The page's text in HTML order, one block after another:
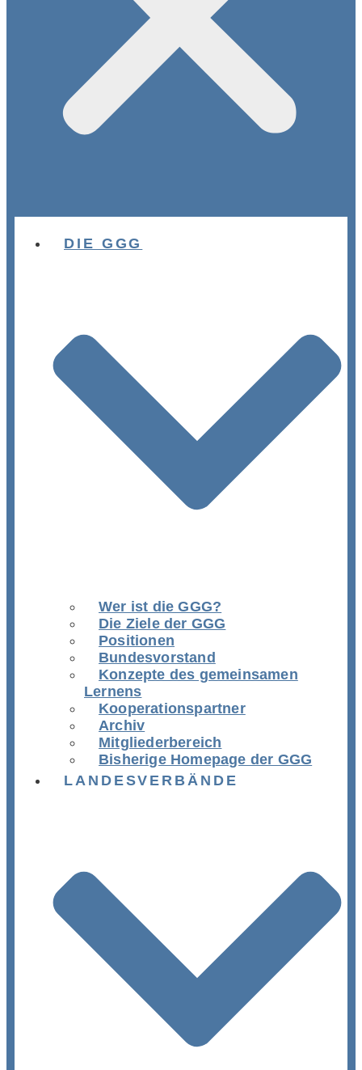
DIE GGG
Wer ist die GGG?
Die Ziele der GGG
Positionen
Bundesvorstand
Konzepte des gemeinsamen
Lernens
Kooperationspartner
Archiv
Mitgliederbereich
Bisherige Homepage der GGG
LANDESVERBÄNDE